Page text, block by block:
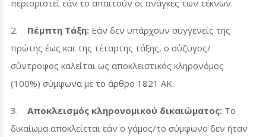
περιοριστεί εάν το απαιτούν οι ανάγκες των τέκνων.
2. Πέμπτη Τάξη: Εάν δεν υπάρχουν συγγενείς της
πρώτης έως και της τέταρτης τάξης, ο σύζυγος/
σύντροφος καλείται ως αποκλειστικός κληρονόμος
(100%) σύμφωνα με το άρθρο 1821 ΑΚ.
3. Αποκλεισμός κληρονομικού δικαιώματος: Το
δικαίωμα αποκλείεται εάν ο γάμος/το σύμφωνο δεν ήταν